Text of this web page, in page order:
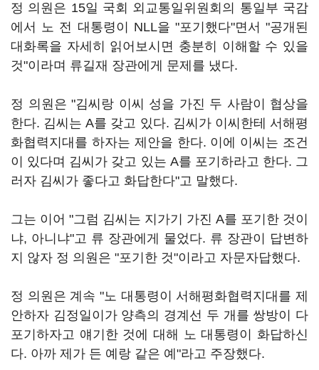
정 의원은 15일 국회 외교통일위원회의 통일부 국감
에서 노 전 대통령이 NLL을 "포기했다"면서 "공개된
대화록을 자세히 읽어보시면 충분히 이해할 수 있을
것"이라며 류길재 장관에게 문제를 냈다.
정 의원은 "김씨랑 이씨 성을 가진 두 사람이 협상을
한다. 김씨는 A를 갖고 있다. 김씨가 이씨한테 서해평
화협력지대를 하자는 제안을 한다. 이에 이씨는 조건
이 있다며 김씨가 갖고 있는 A를 포기하라고 한다. 그
러자 김씨가 좋다고 화답한다"고 말했다.
그는 이어 "그럼 김씨는 지가기 가진 A를 포기한 것이
냐, 아니냐"고 류 장관에게 물었다. 류 장관이 답변하
지 않자 정 의원은 "포기한 것"이라고 자문자답했다.
정 의원은 계속 "노 대통령이 서해평화협력지대를 제
안하자 김정일이가 양측의 경계선 두 개를 쌍방이 다
포기하자고 얘기한 것에 대해 노 대통령이 화답하신
다. 아까 제가 든 예랑 같은 예"라고 주장했다.